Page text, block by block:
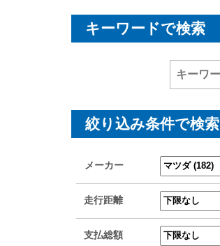
キーワードで検索
絞り込み条件で検索
メーカー
走行距離
支払総額